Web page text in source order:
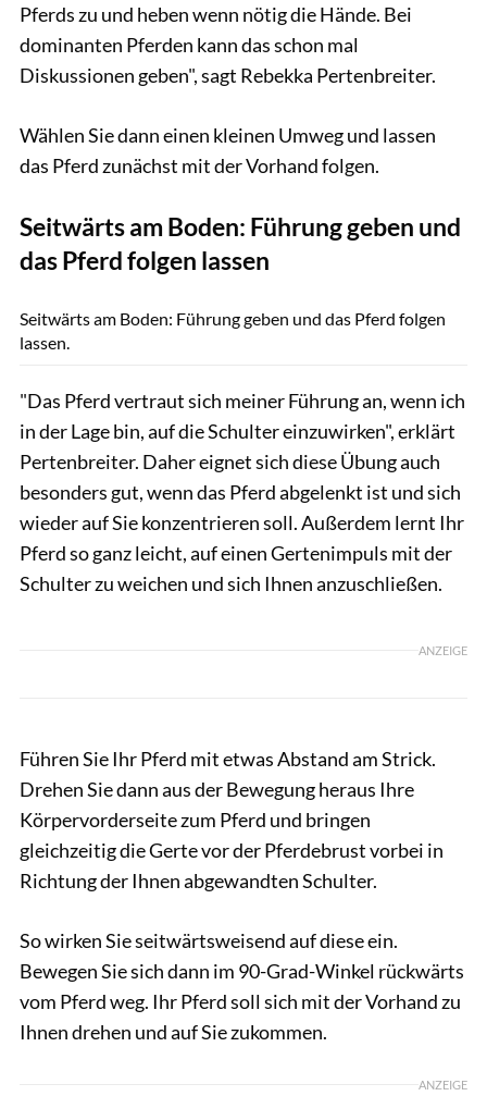
Pferds zu und heben wenn nötig die Hände. Bei
dominanten Pferden kann das schon mal
Diskussionen geben", sagt Rebekka Pertenbreiter.
Wählen Sie dann einen kleinen Umweg und lassen
das Pferd zunächst mit der Vorhand folgen.
Seitwärts am Boden: Führung geben und
das Pferd folgen lassen
Seitwärts am Boden: Führung geben und das Pferd folgen
lassen.
"Das Pferd vertraut sich meiner Führung an, wenn ich
in der Lage bin, auf die Schulter einzuwirken", erklärt
Pertenbreiter. Daher eignet sich diese Übung auch
besonders gut, wenn das Pferd abgelenkt ist und sich
wieder auf Sie konzentrieren soll. Außerdem lernt Ihr
Pferd so ganz leicht, auf einen Gertenimpuls mit der
Schulter zu weichen und sich Ihnen anzuschließen.
ANZEIGE
Führen Sie Ihr Pferd mit etwas Abstand am Strick.
Drehen Sie dann aus der Bewegung heraus Ihre
Körpervorderseite zum Pferd und bringen
gleichzeitig die Gerte vor der Pferdebrust vorbei in
Richtung der Ihnen abgewandten Schulter.
So wirken Sie seitwärtsweisend auf diese ein.
Bewegen Sie sich dann im 90-Grad-Winkel rückwärts
vom Pferd weg. Ihr Pferd soll sich mit der Vorhand zu
Ihnen drehen und auf Sie zukommen.
ANZEIGE